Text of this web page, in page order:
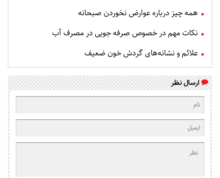
همه چیز درباره عوارض نخوردن صبحانه
نکات مهم در خصوص صرفه جویی در مصرف آب
علائم و نشانه‌های گردش خون ضعیف
ارسال نظر